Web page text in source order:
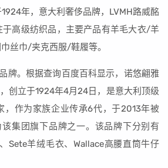
年，意大利奢侈品牌，LVMH路威酩
高级纺织品，主要产品有羊毛大衣/羊
丝巾/夹克西服/鞋履等。
牌。根据查询百度百科显示，诺悠翩雅
创立于1924年4月24日，是意大利顶级
，作为家族企业传承6代，于2013年被
集团旗下品牌之一。该品牌下分别有
Sete羊绒毛衣、Wallace高腰直筒牛仔